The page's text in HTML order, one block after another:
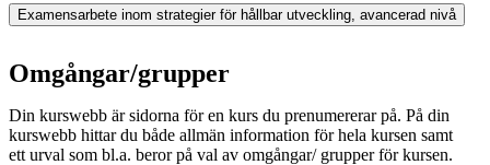
Examensarbete inom strategier för hållbar utveckling, avancerad nivå
Omgångar/grupper
Din kurswebb är sidorna för en kurs du prenumererar på. På din
kurswebb hittar du både allmän information för hela kursen samt
ett urval som bl.a. beror på val av omgångar/ grupper för kursen.